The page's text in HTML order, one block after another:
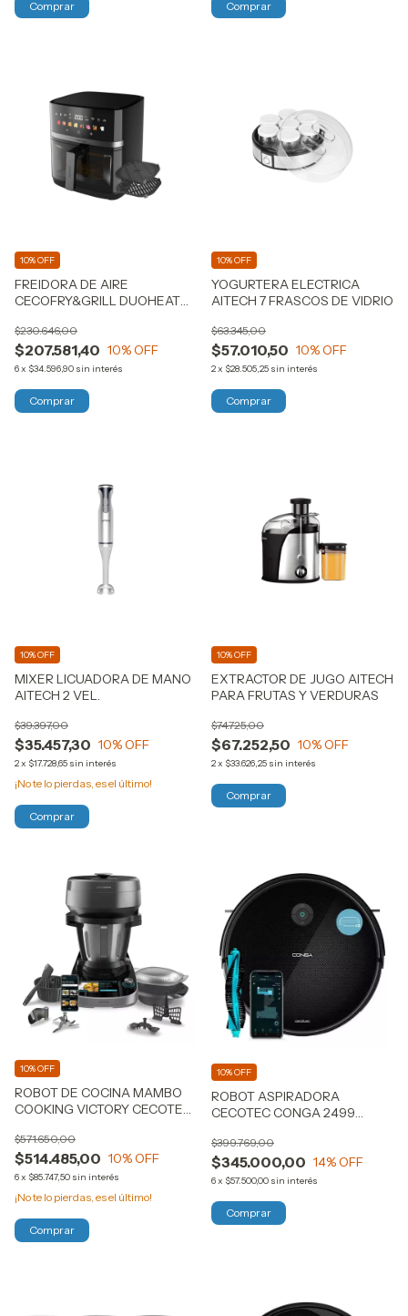
FREIDORA DE AIRE
CECOFRY&GRILL DUOHEAT
$207.581,40
$230.646,00
10% OFF
6x $34.596,90 sin interés
10% OFF
YOGURTERA ELECTRICA
AITECH 7 FRASCOS DE VIDRIO
$57.010,50
$63.345,00
10% OFF
2x $28.505,25 sin interés
10% OFF
MIXER LICUADORA DE MANO
AITECH 2 VEL.
$35.457,30
$39.397,00
10% OFF
2x $17.728,65 sin interés
10% OFF
¡No te lo pierdas, es el último!
Comprar
EXTRACTOR DE JUGO AITECH
PARA FRUTAS Y VERDURAS
$67.252,50
$74.725,00
10% OFF
2x $33.626,25 sin interés
10% OFF
ROBOT DE COCINA MAMBO
COOKING VICTORY CECOTEC
$514.485,00
$571.650,00
10% OFF
6x $85.747,50 sin interés
10% OFF
¡No te lo pierdas, es el último!
ROBOT ASPIRADORA
CECOTEC CONGA 2499
$345.000,00
$399.769,00
14% OFF
6x $57.500,00 sin interés
10% OFF